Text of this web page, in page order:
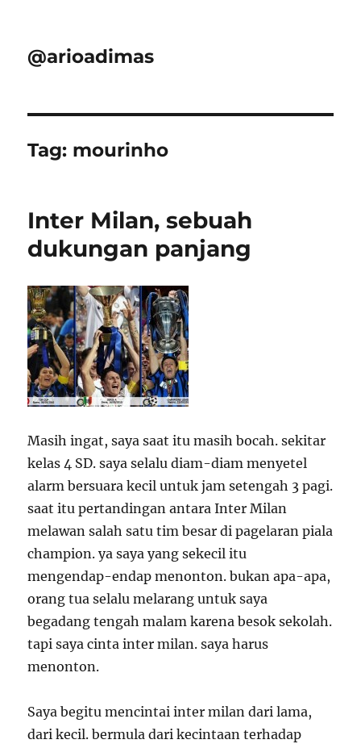
@arioadimas
Tag: mourinho
Inter Milan, sebuah
dukungan panjang
Masih ingat, saya saat itu masih bocah. sekitar
kelas 4 SD. saya selalu diam-diam menyetel
alarm bersuara kecil untuk jam setengah 3 pagi.
saat itu pertandingan antara Inter Milan
melawan salah satu tim besar di pagelaran piala
champion. ya saya yang sekecil itu
mengendap-endap menonton. bukan apa-apa,
orang tua selalu melarang untuk saya
begadang tengah malam karena besok sekolah.
tapi saya cinta inter milan. saya harus
menonton.
Saya begitu mencintai inter milan dari lama,
dari kecil. bermula dari kecintaan terhadap